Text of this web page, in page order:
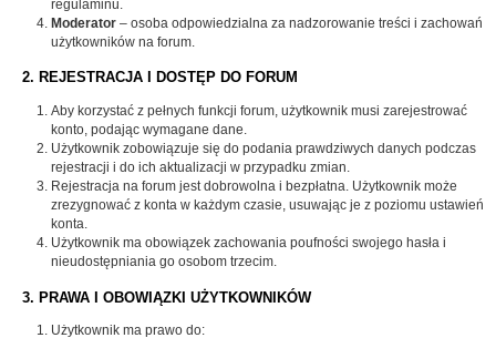
regulaminu.
Moderator – osoba odpowiedzialna za nadzorowanie treści i zachowań
użytkowników na forum.
2. REJESTRACJA I DOSTĘP DO FORUM
Aby korzystać z pełnych funkcji forum, użytkownik musi zarejestrować
konto, podając wymagane dane.
Użytkownik zobowiązuje się do podania prawdziwych danych podczas
rejestracji i do ich aktualizacji w przypadku zmian.
Rejestracja na forum jest dobrowolna i bezpłatna. Użytkownik może
zrezygnować z konta w każdym czasie, usuwając je z poziomu ustawień
konta.
Użytkownik ma obowiązek zachowania poufności swojego hasła i
nieudostępniania go osobom trzecim.
3. PRAWA I OBOWIĄZKI UŻYTKOWNIKÓW
Użytkownik ma prawo do: